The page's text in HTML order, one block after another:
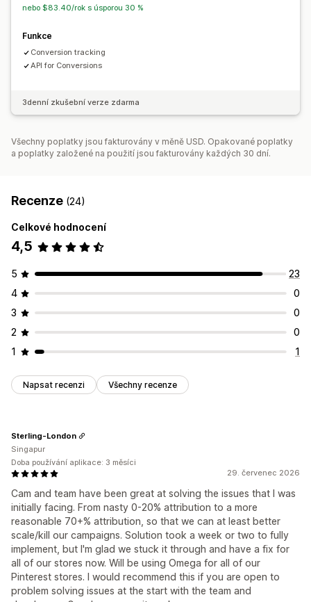
nebo $83.40/rok s úsporou 30 %
Funkce
Conversion tracking
API for Conversions
3denní zkušební verze zdarma
Všechny poplatky jsou fakturovány v měně USD. Opakované poplatky
a poplatky založené na použití jsou fakturovány každých 30 dní.
Recenze (24)
Celkové hodnocení
4,5
5
23
4
0
3
0
2
0
1
1
Napsat recenzi Všechny recenze
29. červenec 2026
Cam and team have been great at solving the issues that I was
initially facing. From nasty 0-20% attribution to a more
reasonable 70+% attribution, so that we can at least better
scale/kill our campaigns. Solution took a week or two to fully
implement, but I'm glad we stuck it through and have a fix for
all of our stores now. Will be using Omega for all of our
Pinterest stores. I would recommend this if you are open to
problem solving issues at the start with the team and
Sterling-London
Singapur
Doba používání aplikace: 3 měsíci